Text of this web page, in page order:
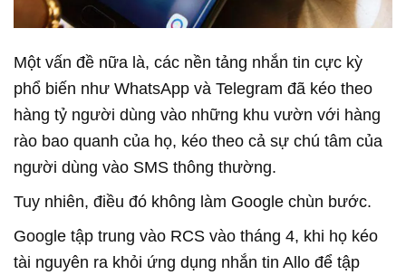
Một vấn đề nữa là, các nền tảng nhắn tin cực kỳ
phổ biến như WhatsApp và Telegram đã kéo theo
hàng tỷ người dùng vào những khu vườn với hàng
rào bao quanh của họ, kéo theo cả sự chú tâm của
người dùng vào SMS thông thường.
Tuy nhiên, điều đó không làm Google chùn bước.
Google tập trung vào RCS vào tháng 4, khi họ kéo
tài nguyên ra khỏi ứng dụng nhắn tin Allo để tập